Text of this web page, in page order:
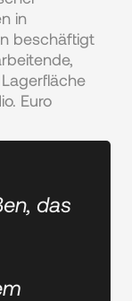
in
beschäftigt
Euro
das